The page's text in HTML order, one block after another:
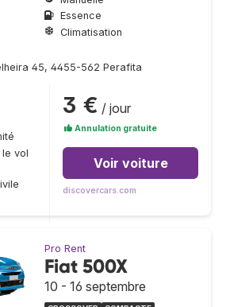
Essence
Climatisation
45, 4455-562 Perafita
vol
3 € / jour
Annulation gratuite
Voir voiture
discovercars.com
Pro Rent
Fiat 500X
10 - 16 septembre